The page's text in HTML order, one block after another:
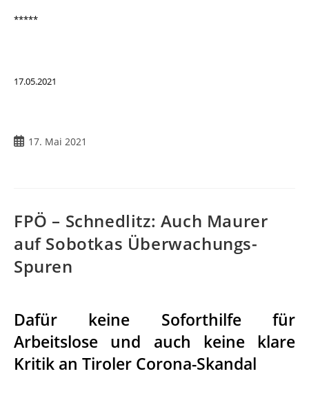
*****
17.05.2021
17. Mai 2021
FPÖ – Schnedlitz: Auch Maurer
auf Sobotkas Überwachungs-
Spuren
Dafür keine Soforthilfe für
Arbeitslose und auch keine klare
Kritik an Tiroler Corona-Skandal